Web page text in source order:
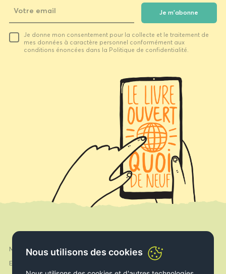
Nous utilisons des cookies
email
Je m'abonne
Je donne mon consentement pour la collecte et le traitement de
mes données à caractère personnel conformément aux
conditions énoncées dans la Politique de confidentialité.
Mon compte
Expédition & Livraison
Facebook